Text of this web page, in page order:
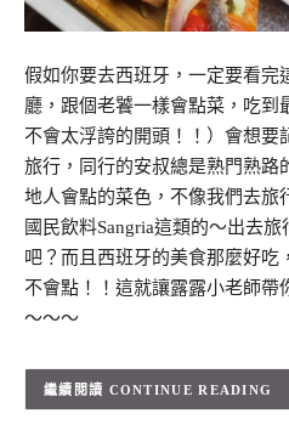
假如你要去西班牙，一定要看完
廳，跟個老饕一樣會點菜，吃到
不會太浮誇的開頭！！）會想要
旅行，同行的安叔總是熟門熟路
地人會點的菜色，不像我們去旅
國民飲料Sangria這類的～出去
吧？而且西班牙的美食那麼好吃
不會點！！這就讓露露小老師帶
～～～
CONTINUE READING